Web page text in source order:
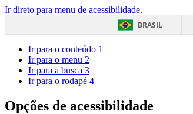
Ir direto para menu de acessibilidade.
BRASIL
Ir para o conteúdo 1
Ir para o menu 2
Ir para a busca 3
Ir para o rodapé 4
Opções de acessibilidade